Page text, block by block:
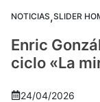
NOTICIAS,SLIDER
Enric
ciclo «La
24/04/2026